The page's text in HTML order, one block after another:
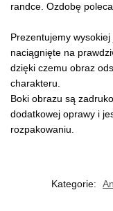
randce. Ozdobę
Prezentujemy wysokiej
naciągnięte na
dzięki czemu obraz
charakteru.
Boki obrazu są
dodatkowej oprawy i
rozpakowaniu.
Kategorie: